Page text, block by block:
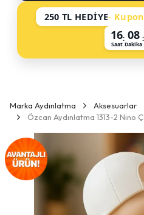
250 TL HEDİYE-
16
Saat
: 08
Dakika
:
Marka Aydınlatma
Aksesuarlar
Özcan Aydınlatma 1313-2 Nino